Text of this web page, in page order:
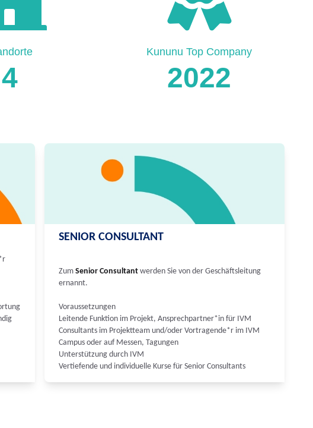
4 2022
Kununu Top Company
SENIOR CONSULTANT
Zum Senior Consultant werden Sie von der Geschäftsleitung
ernannt.
Voraussetzungen
Leitende Funktion im Projekt, Ansprechpartner*in für IVM
Consultants im Projektteam und/oder Vortragende*r im IVM
Campus oder auf Messen, Tagungen
Unterstützung durch IVM
Vertiefende und individuelle Kurse für Senior Consultants